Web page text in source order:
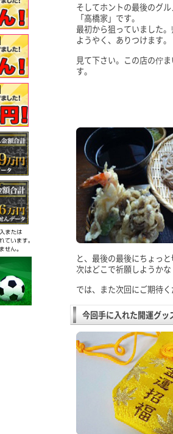
そしてホントの最後のグ
「高橋家」です。
最初から狙っていました
ようやく、ありつけます。
見て下さい。この店の佇
す。
と、最後の最後にちょっ
次はどこで祈願しようか
では、また次回にご期待
今回手に入れた開運グッ